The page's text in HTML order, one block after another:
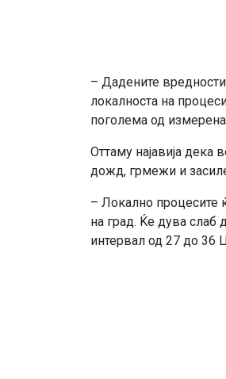
– Дадените
локалноста на
поголема од
Оттаму најавија дека
дожд, грмежи и
– Локално процесите
на град. Ќе дува
интервал од 27 до 36